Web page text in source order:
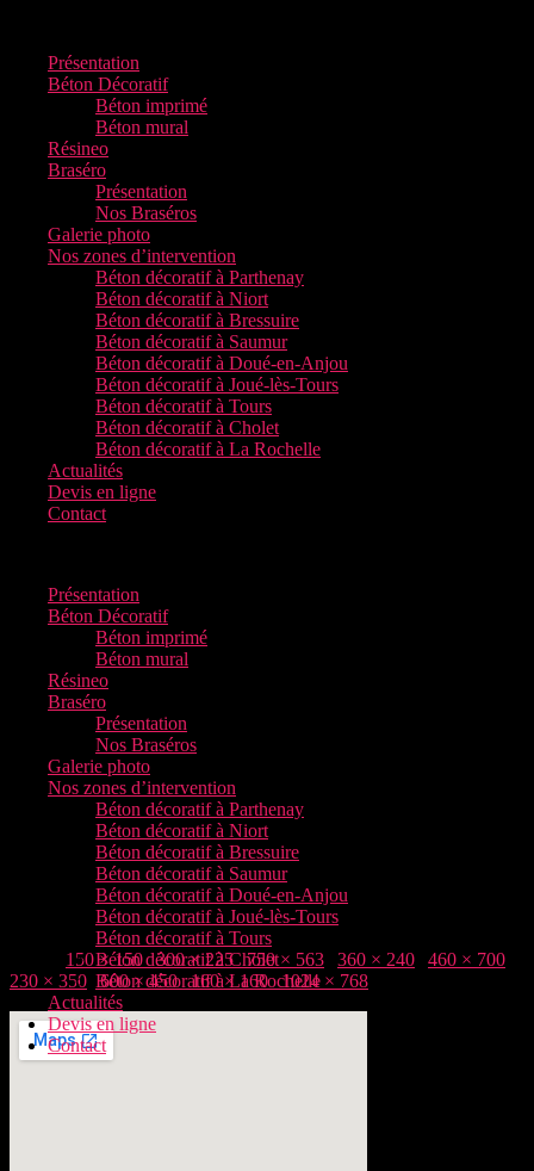
Présentation
Béton Décoratif
Béton imprimé
Béton mural
Résineo
Braséro
Présentation
Nos Braséros
Galerie photo
Nos zones d’intervention
Béton décoratif à Parthenay
Béton décoratif à Niort
Béton décoratif à Bressuire
Béton décoratif à Saumur
Béton décoratif à Doué-en-Anjou
Béton décoratif à Joué-lès-Tours
Béton décoratif à Tours
Béton décoratif à Cholet
Béton décoratif à La Rochelle
Actualités
Devis en ligne
Contact
Présentation
Béton Décoratif
Béton imprimé
Béton mural
Résineo
Braséro
Présentation
Nos Braséros
Galerie photo
Nos zones d’intervention
Béton décoratif à Parthenay
Béton décoratif à Niort
Béton décoratif à Bressuire
Béton décoratif à Saumur
Béton décoratif à Doué-en-Anjou
Béton décoratif à Joué-lès-Tours
Béton décoratif à Tours
Béton décoratif à Cholet
Béton décoratif à La Rochelle
Actualités
Devis en ligne
Contact
150 × 150 | 300 × 225 | 750 × 563 360 × 240 460 × 700
230 × 350
600 × 450 | 160 × 160 | 1024 × 768